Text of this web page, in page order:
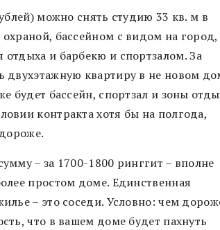
можно снять студию 33 кв. м в
бассейном с видом на город,
и барбекю и спортзалом.За
двухэтажную квартиру в не новом
будет бассейн, спортзал и зоны
контракта хотя бы на полгода,
– за 1700-1800 ринггит – вполне
простом доме. Единственная
– это соседи. Условно: чем
что в вашем доме будет пахнуть